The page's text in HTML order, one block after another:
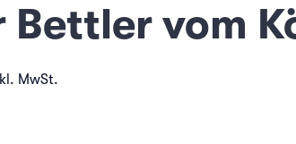
Bettler vom
MwSt.